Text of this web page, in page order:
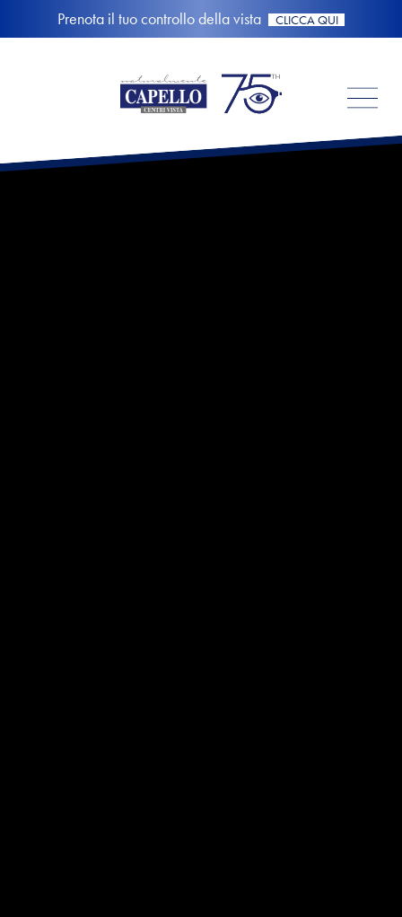
Prenota il tuo controllo della vista CLICCA QUI